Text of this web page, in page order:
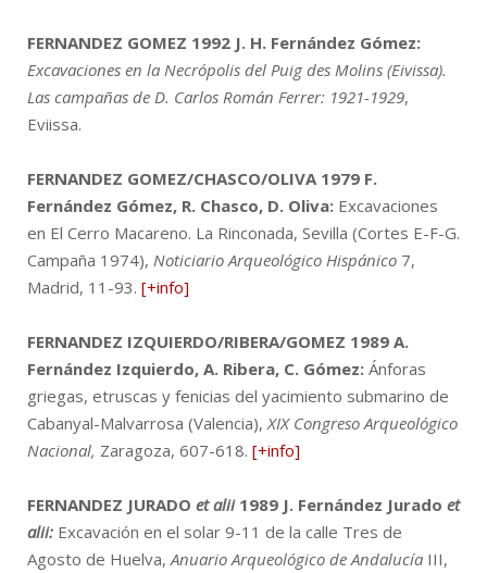
FERNANDEZ GOMEZ 1992 J. H. Fernández Gómez:
Excavaciones en la Necrópolis del Puig des Molins (Eivissa).
Las campañas de D. Carlos Román Ferrer: 1921-1929,
Eviissa.
FERNANDEZ GOMEZ/CHASCO/OLIVA 1979 F.
Fernández Gómez, R. Chasco, D. Oliva: Excavaciones
en El Cerro Macareno. La Rinconada, Sevilla (Cortes E-F-G.
Campaña 1974), Noticiario Arqueológico Hispánico 7,
Madrid, 11-93. [+info]
FERNANDEZ IZQUIERDO/RIBERA/GOMEZ 1989 A.
Fernández Izquierdo, A. Ribera, C. Gómez: Ánforas
griegas, etruscas y fenicias del yacimiento submarino de
Cabanyal-Malvarrosa (Valencia), XIX Congreso Arqueológico
Nacional, Zaragoza, 607-618. [+info]
FERNANDEZ JURADO et alii1989 J. Fernández Jurado et
alii: Excavación en el solar 9-11 de la calle Tres de
Agosto de Huelva, Anuario Arqueológico de Andalucía III,